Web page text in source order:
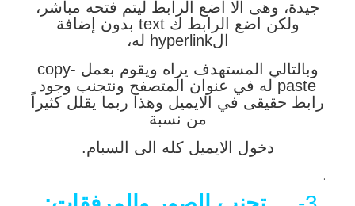
جيدة، وهى الا اضع الرابط ليتم فتحه مباشر،
ولكن اضع الرابط ك text بدون إضافة
الhyperlink له،
وبالتالي المستهدف يراه ويقوم بعمل copy-
paste له في عنوان المتصفح ونتجنب وجود
رابط حقيقى في الايميل وهذا ربما يقلل كثيراً
من نسبة
دخول الايميل كله الى السبام.
.